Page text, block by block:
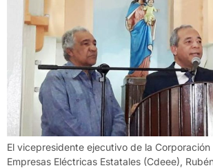
El vicepresidente ejecutivo de la
Empresas Eléctricas Estatales (Cdeee),